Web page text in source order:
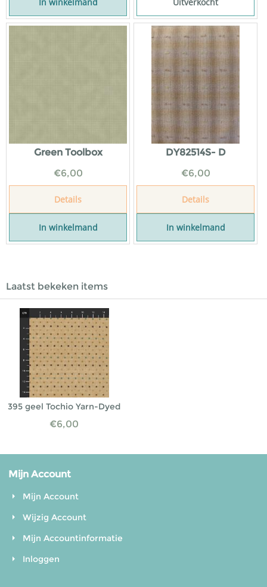
Green Toolbox
€6,00
Details
In winkelmand
DY82514S- D
€6,00
Details
In winkelmand
Laatst bekeken items
395 geel Tochio Yarn-Dyed
€6,00
Mijn Account
Mijn Account
Wijzig Account
Mijn Accountinformatie
Inloggen